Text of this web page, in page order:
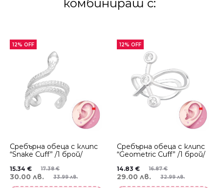
комбинираш с:
12% OFF
Сребърнa oбеца с клипс
“Snake Cuff” /1 брой/
17.38€
15.34 €
33.99 лв.
30.00 лв.
12% OFF
Сребърнa oбеца с клипс
“Geometric Cuff” /1 брой/
16.87€
14.83 €
32.99 лв.
29.00 лв.